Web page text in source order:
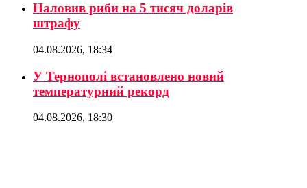
Наловив риби на 5 тисяч доларів
штрафу
04.08.2026, 18:34
У Тернополі встановлено новий
температурний рекорд
04.08.2026, 18:30